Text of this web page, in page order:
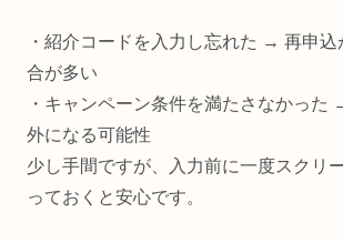
・紹介コードを入力し忘れた → 再申
合が多い
・キャンペーン条件を満たさなかった
外になる可能性
少し手間ですが、入力前に一度スクリ
っておくと安心です。